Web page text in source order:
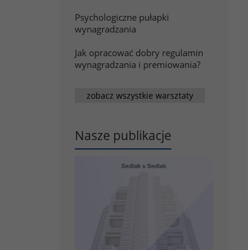
Psychologiczne pułapki
wynagradzania
Jak opracować dobry regulamin
wynagradzania i premiowania?
zobacz wszystkie warsztaty
Nasze publikacje